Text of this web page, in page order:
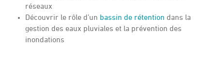
réseaux
Découvrir le rôle d’un bassin de rétention dans la
gestion des eaux pluviales et la prévention des
inondations